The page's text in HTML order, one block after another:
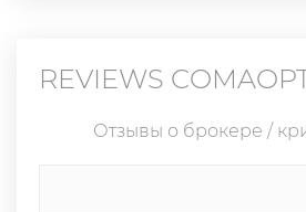
REVIEWS
Отзывы о брокере /